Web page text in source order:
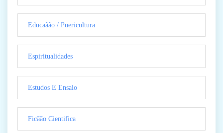
Educaãão / Puericultura
Espiritualidades
Estudos E Ensaio
Ficãão Cientifica